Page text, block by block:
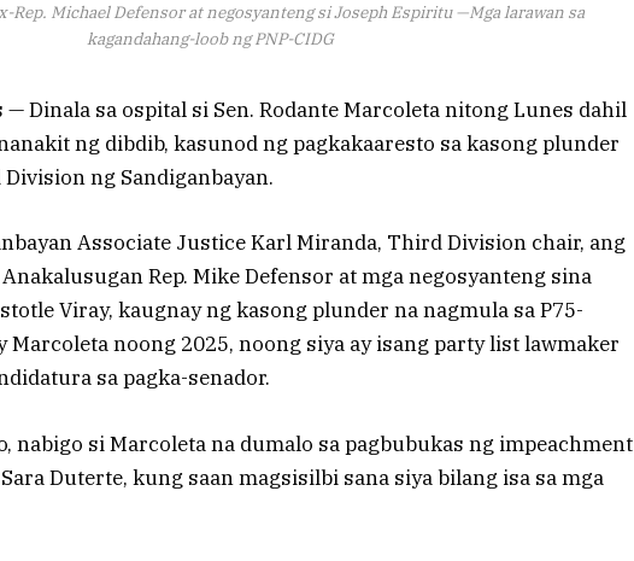
Rep. Michael Defensor at negosyanteng si Joseph Espiritu —Mga larawan sa
kagandahang-loob ng PNP-CIDG
Dinala sa ospital si Sen. Rodante Marcoleta nitong Lunes dahil
ng dibdib, kasunod ng pagkakaaresto sa kasong plunder
ng Sandiganbayan.
Associate Justice Karl Miranda, Third Division chair, ang
Rep. Mike Defensor at mga negosyanteng sina
Viray, kaugnay ng kasong plunder na nagmula sa P75-
Marcoleta noong 2025, noong siya ay isang party list lawmaker
sa pagka-senador.
nabigo si Marcoleta na dumalo sa pagbubukas ng impeachment
Duterte, kung saan magsisilbi sana siya bilang isa sa mga